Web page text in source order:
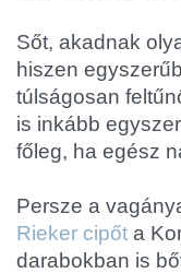
Sőt, akadnak
hiszen
túlságosan
is inkább
főleg, ha egész
Persze a
Rieker cipőt a
darabokban is